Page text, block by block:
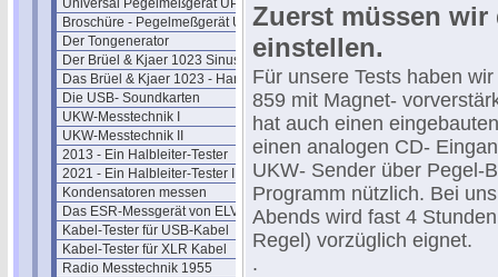
Universal Pegelmeßgerät UPM 550-1
Broschüre - Pegelmeßgerät UPM550
Der Tongenerator
Der Brüel & Kjaer 1023 Sinusgenerator
Das Brüel & Kjaer 1023 - Handbuch
Die USB- Soundkarten
UKW-Messtechnik I
UKW-Messtechnik II
2013 - Ein Halbleiter-Tester
2021 - Ein Halbleiter-Tester II
Kondensatoren messen
Das ESR-Messgerät von ELV
Kabel-Tester für USB-Kabel
Kabel-Tester für XLR Kabel
Radio Messtechnik 1955
Zuerst müssen wir
einstellen.
Für unsere Tests haben
859 mit Magnet-
hat auch einen
einen analogen CD-
UKW- Sender über Pegel-
Programm nützlich. Bei
Abends wird fast 4
Regel) vorzüglich eignet.
.